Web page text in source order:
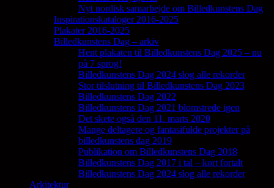
Nyt nordisk samarbejde om Billedkunstens Dag
Inspirationskataloger 2016-2025
Plakater 2016-2025
Billedkunstens Dag – arkiv
Hent plakaten til Billedkunstens Dag 2025 – nu
på 7 sprog!
Billedkunstens Dag 2024 slog alle rekorder
Stor tilslutning til Billedkunstens Dag 2023
Billedkunstens Dag 2022
Billedkunstens Dag 2021 blomstrede igen
Det skete også den 11. marts 2020
Mange deltagere og fantasifulde projekter på
billedkunstens dag 2019
Publikation om Billedkunstens Dag 2018
Billedkunstens Dag 2017 i tal – kort fortalt
Billedkunstens Dag 2024 slog alle rekorder
Arkitektur